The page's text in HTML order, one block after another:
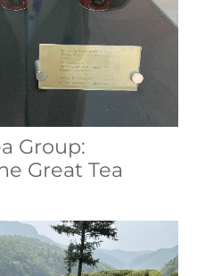
Group:
Great Tea